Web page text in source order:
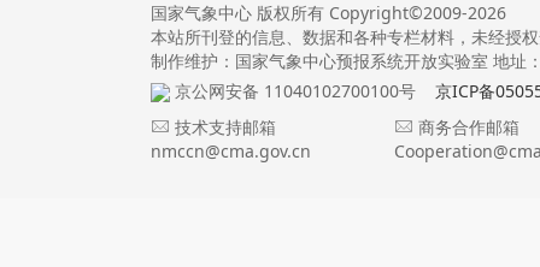
国家气象中心 版权所有 Copyright©2009-2026
本站所刊登的信息、数据和各种专栏材料，未经授
制作维护：国家气象中心预报系统开放实验室 地址
京公网安备 11040102700100号
京ICP备
技术支持邮箱
nmccn@cma.gov.cn
商务合作邮箱